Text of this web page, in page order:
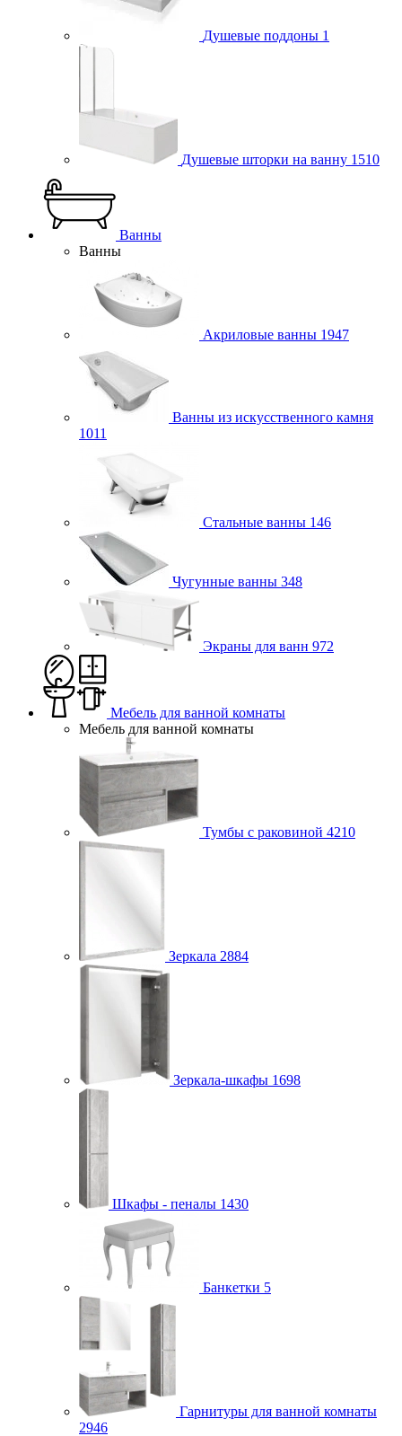
Душевые поддоны 1
Душевые шторки на ванну 1510
Ванны
Ванны
Акриловые ванны 1947
Ванны из искусственного камня
1011
Стальные ванны 146
Чугунные ванны 348
Экраны для ванн 972
Мебель для ванной комнаты
Мебель для ванной комнаты
Тумбы с раковиной 4210
Зеркала 2884
Зеркала-шкафы 1698
Шкафы - пеналы 1430
Банкетки 5
Гарнитуры для ванной комнаты
2946